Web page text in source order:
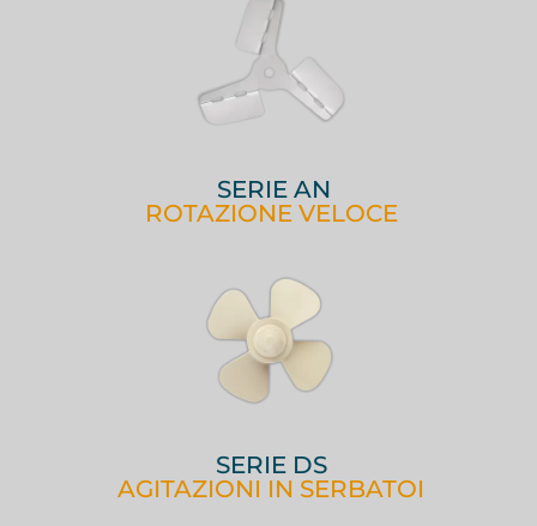
SERIE AN
ROTAZIONE VELOCE
SERIE DS
AGITAZIONI IN SERBATOI